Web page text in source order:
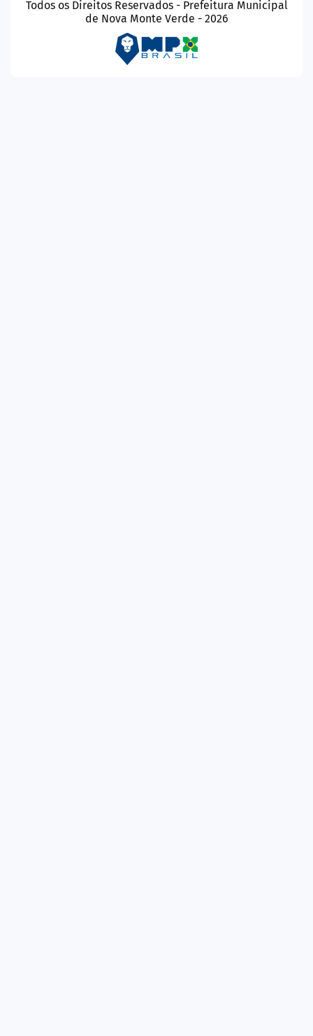
Todos os Direitos Reservados - Prefeitura Municipal
de Nova Monte Verde - 2026